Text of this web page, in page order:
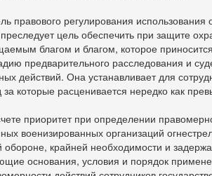
правового регулирования использования
цель обеспечить при защите
благом и благом, которое
предварительного расследования и
действий. Она устанавливает для
за которые расценивается нередко как
приоритет при определении
военизированных организаций
обороне, крайней необходимости и
основания, условия и порядок